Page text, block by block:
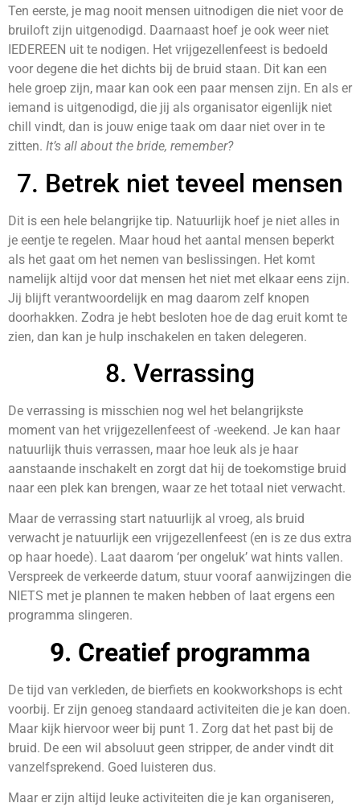
Ten eerste, je mag nooit mensen uitnodigen die niet voor de
bruiloft zijn uitgenodigd. Daarnaast hoef je ook weer niet
IEDEREEN uit te nodigen. Het vrijgezellenfeest is bedoeld
voor degene die het dichts bij de bruid staan. Dit kan een
hele groep zijn, maar kan ook een paar mensen zijn. En als er
iemand is uitgenodigd, die jij als organisator eigenlijk niet
chill vindt, dan is jouw enige taak om daar niet over in te
zitten. It’s all about the bride, remember?
7. Betrek niet teveel mensen
Dit is een hele belangrijke tip. Natuurlijk hoef je niet alles in
je eentje te regelen. Maar houd het aantal mensen beperkt
als het gaat om het nemen van beslissingen. Het komt
namelijk altijd voor dat mensen het niet met elkaar eens zijn.
Jij blijft verantwoordelijk en mag daarom zelf knopen
doorhakken. Zodra je hebt besloten hoe de dag eruit komt te
zien, dan kan je hulp inschakelen en taken delegeren.
8. Verrassing
De verrassing is misschien nog wel het belangrijkste
moment van het vrijgezellenfeest of -weekend. Je kan haar
natuurlijk thuis verrassen, maar hoe leuk als je haar
aanstaande inschakelt en zorgt dat hij de toekomstige bruid
naar een plek kan brengen, waar ze het totaal niet verwacht.
Maar de verrassing start natuurlijk al vroeg, als bruid
verwacht je natuurlijk een vrijgezellenfeest (en is ze dus extra
op haar hoede). Laat daarom ‘per ongeluk’ wat hints vallen.
Verspreek de verkeerde datum, stuur vooraf aanwijzingen die
NIETS met je plannen te maken hebben of laat ergens een
programma slingeren.
9. Creatief programma
De tijd van verkleden, de bierfiets en kookworkshops is echt
voorbij. Er zijn genoeg standaard activiteiten die je kan doen.
Maar kijk hiervoor weer bij punt 1. Zorg dat het past bij de
bruid. De een wil absoluut geen stripper, de ander vindt dit
vanzelfsprekend. Goed luisteren dus.
Maar er zijn altijd leuke activiteiten die je kan organiseren,